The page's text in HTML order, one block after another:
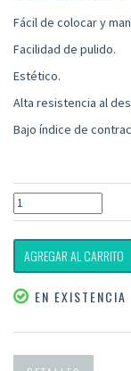
Fácil de colocar y
Facilidad de pulido.
Estético.
Alta resistencia al
Bajo índice de
AGREGAR AL CARRITO
EN EXISTENCIA